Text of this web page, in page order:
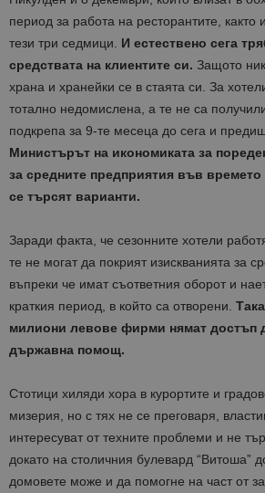
период за работа на ресторантите, както
тези три седмици. И естествено сега
средствата на клиентите си. Защото
храна и хранейки се в стаята си. За
тотално недомислена, а те не са
подкрепа за 9-те месеца до сега и
Министърът на икономиката за
за средните предприятия във
се търсят варианти.
Заради факта, че сезонните хотели
те не могат да покрият изискванията за
въпреки че имат съответния оборот и
краткия период, в който са отворени.
милиони левове фирми нямат достъп
държавна помощ.
Стотици хиляди хора в курортите и
мизерия, но с тях не се преговаря,
интересуват от техните проблеми и не
докато на столичния булевард “Витоша”
домовете може и да помогне на част от